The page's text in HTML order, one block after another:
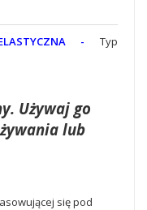
-
Typ
Używaj go
lub
się pod